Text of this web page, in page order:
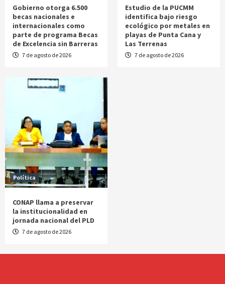
Gobierno otorga 6.500
becas nacionales e
internacionales como
parte de programa Becas
de Excelencia sin Barreras
7 de agosto de 2026
Estudio de la PUCMM
identifica bajo riesgo
ecológico por metales en
playas de Punta Cana y
Las Terrenas
7 de agosto de 2026
Política
CONAP llama a preservar
la institucionalidad en
jornada nacional del PLD
7 de agosto de 2026